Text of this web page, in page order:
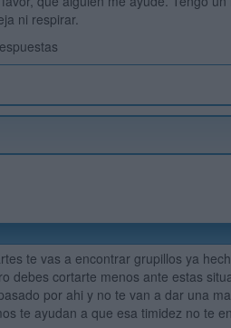
ni respirar.
te vas a encontrar grupillos ya
debes cortarte menos ante estas
por ahi y no te van a dar una
te ayudan a que esa timidez no te